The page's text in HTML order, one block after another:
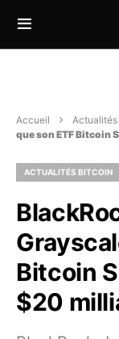
Accueil
que son ETF Bitcoin
ACTUALITÉS BITCOIN
Bitcoin
$20